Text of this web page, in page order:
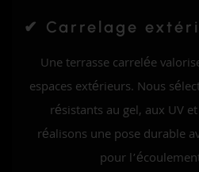
✔ Carrelage
Une terrasse carrelée
espaces extérieurs. Nous
résistants au gel, aux UV
réalisons une pose durable
pour